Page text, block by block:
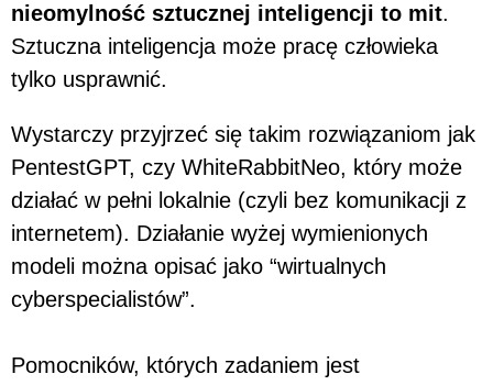
nieomylność sztucznej inteligencji to mit.
Sztuczna inteligencja może pracę człowieka
tylko usprawnić.
Wystarczy przyjrzeć się takim rozwiązaniom jak
PentestGPT, czy WhiteRabbitNeo, który może
działać w pełni lokalnie (czyli bez komunikacji z
internetem). Działanie wyżej wymienionych
modeli można opisać jako “wirtualnych
cyberspecialistów”.
Pomocników, których zadaniem jest